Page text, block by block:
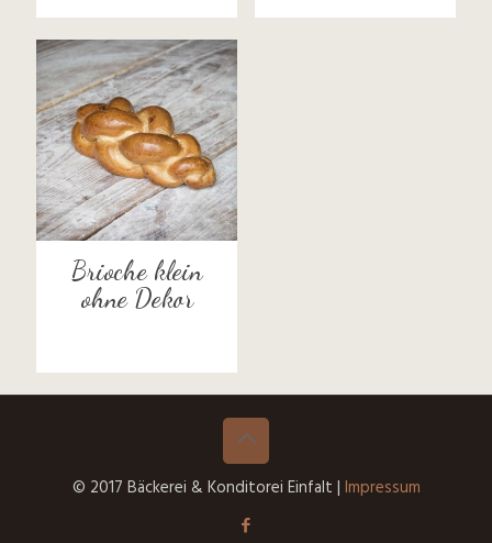
Brioche klein
ohne Dekor
© 2017 Bäckerei & Konditorei Einfalt | Impressum